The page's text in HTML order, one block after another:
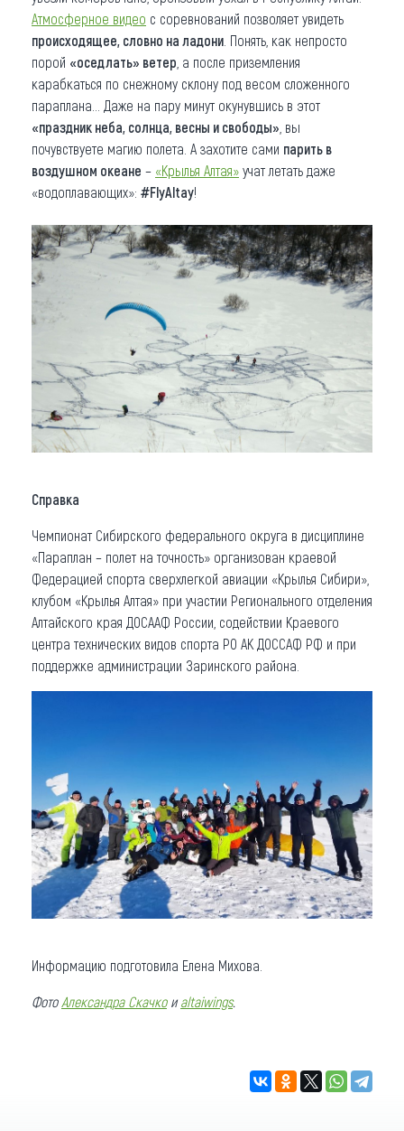
Атмосферное видео с соревнований позволяет увидеть
происходящее, словно на ладони . Понять, как непросто
порой «оседлать» ветер , а после приземления
карабкаться по снежному склону под весом сложенного
параплана… Даже на пару минут окунувшись в этот
«праздник неба, солнца, весны и свободы» , вы
почувствуете магию полета. А захотите сами парить в
воздушном океане – «Крылья Алтая» учат летать даже
«водоплавающих»: #FlyAltay!
Справка
Чемпионат Сибирского федерального округа в дисциплине
«Параплан – полет на точность» организован краевой
Федерацией спорта сверхлегкой авиации «Крылья Сибири»,
клубом «Крылья Алтая» при участии Регионального отделения
Алтайского края ДОСААФ России, содействии Краевого
центра технических видов спорта РО АК ДОССАФ РФ и при
поддержке администрации Заринского района.
Информацию подготовила Елена Михова.
Фото Александра Скачкои altaiwings.